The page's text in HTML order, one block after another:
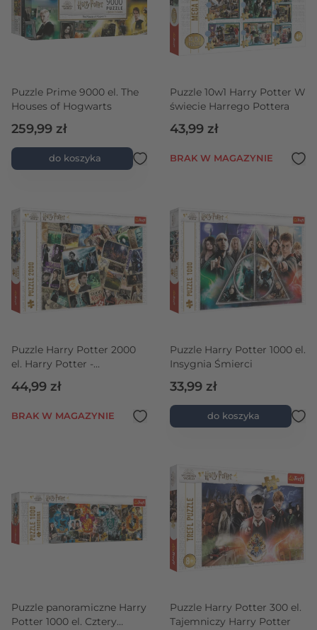
Puzzle Prime 9000 el. The
Houses of Hogwarts
259,99 zł
do koszyka
Puzzle 10w1 Harry Potter W
świecie Harrego Pottera
43,99 zł
BRAK W MAGAZYNIE
Puzzle Harry Potter 2000
el. Harry Potter -
Bohaterowie
44,99 zł
BRAK W MAGAZYNIE
Puzzle Harry Potter 1000 el.
Insygnia Śmierci
33,99 zł
do koszyka
Puzzle panoramiczne Harry
Potter 1000 el. Cztery
Puzzle Harry Potter 300 el.
Tajemniczy Harry Potter